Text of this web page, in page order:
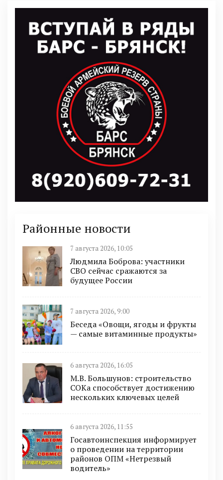
Районные новости
7 августа 2026, 10:05
Людмила Боброва: участники
СВО сейчас сражаются за
будущее России
7 августа 2026, 9:00
Беседа «Овощи, ягоды и фрукты
— самые витаминные продукты»
6 августа 2026, 16:05
М.В. Большунов: строительство
СОКа способствует достижению
нескольких ключевых целей
6 августа 2026, 11:55
Госавтоинспекция информирует
о проведении на территории
районов ОПМ «Нетрезвый
водитель»